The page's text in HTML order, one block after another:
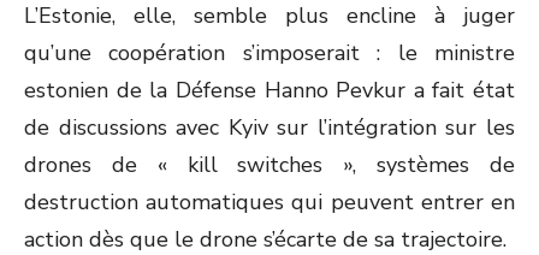
L’Estonie, elle, semble plus encline à juger
qu’une coopération s’imposerait : le ministre
estonien de la Défense Hanno Pevkur a fait état
de discussions avec Kyiv sur l’intégration sur les
drones de « kill switches », systèmes de
destruction automatiques qui peuvent entrer en
action dès que le drone s’écarte de sa trajectoire.